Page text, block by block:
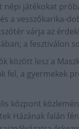
népi játékokat
a vesszőkarika-
várja az
a fesztiválon
között lesz a
fel, a gyermekek
központ
Házának falán